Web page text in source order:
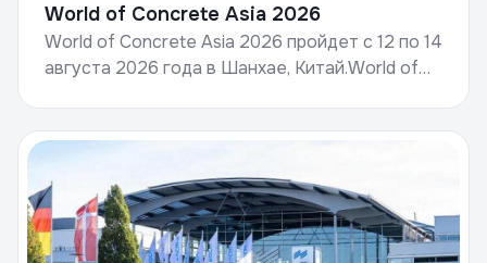
World of Concrete Asia 2026
World of Concrete Asia 2026 пройдет с 12 по 14
августа 2026 года в Шанхае, Китай.World of